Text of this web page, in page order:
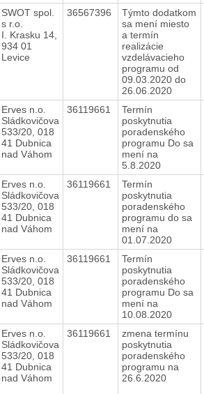
SWOT spol.
s r.o.
I. Krasku 14,
934 01
Levice
36567396
Týmto dodatkom
sa mení miesto
a termín
realizácie
vzdelávacieho
programu od
09.03.2020 do
26.06.2020
Erves n.o.
Sládkovičova
533/20, 018
41 Dubnica
nad Váhom
36119661
Termín
poskytnutia
poradenského
programu Do sa
mení na
5.8.2020
Erves n.o.
Sládkovičova
533/20, 018
41 Dubnica
nad Váhom
36119661
Termín
poskytnutia
poradenského
programu do sa
mení na
01.07.2020
Erves n.o.
Sládkovičova
533/20, 018
41 Dubnica
nad Váhom
36119661
Termín
poskytnutia
poradenského
programu Do sa
mení na
10.08.2020
Erves n.o.
Sládkovičova
533/20, 018
41 Dubnica
nad Váhom
36119661
zmena termínu
poskytnutia
poradenského
programu na
26.6.2020